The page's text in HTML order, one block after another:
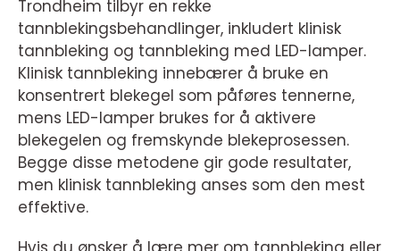
Trondheim tilbyr en rekke
tannblekingsbehandlinger, inkludert klinisk
tannbleking og tannbleking med LED-lamper.
Klinisk tannbleking innebærer å bruke en
konsentrert blekegel som påføres tennerne,
mens LED-lamper brukes for å aktivere
blekegelen og fremskynde blekeprosessen.
Begge disse metodene gir gode resultater,
men klinisk tannbleking anses som den mest
effektive.